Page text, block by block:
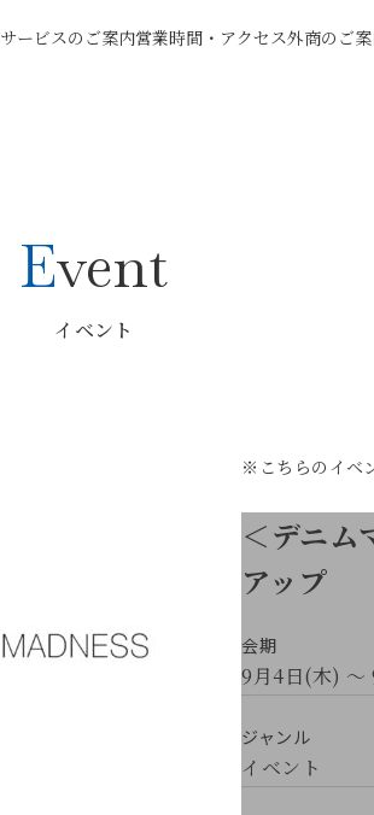
サービスのご案内営業時間・アクセス外商のご
Event
イベント
※こちらのイベ
＜デニム
アップ
会期
9月4日(木) ～
ジャンル
イベント